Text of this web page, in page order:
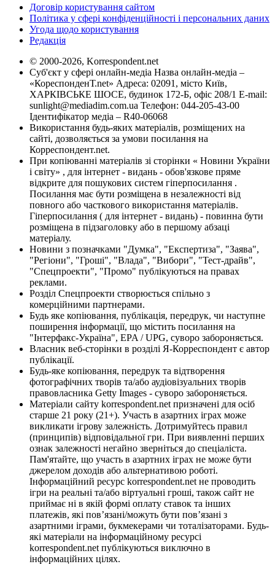
Договір користування сайтом
Політика у сфері конфіденційності і персональних даних
Угода щодо користування
Редакція
© 2000-2026, Korrespondent.net
Суб'єкт у сфері онлайн-медіа Назва онлайн-медіа –
«КореспонденТ.net» Адреса: 02091, місто Київ,
ХАРКІВСЬКЕ ШОСЕ, будинок 172-Б, офіс 208/1 E-mail:
sunlight@mediadim.com.ua Телефон: 044-205-43-00
Ідентифікатор медіа – R40-06068
Використання будь-яких матеріалів, розміщених на
сайті, дозволяється за умови посилання на
Корреспондент.net.
При копіюванні матеріалів зі сторінки « Новини України
і світу» , для інтернет - видань - обов'язкове пряме
відкрите для пошукових систем гіперпосилання .
Посилання має бути розміщена в незалежності від
повного або часткового використання матеріалів.
Гіперпосилання ( для інтернет - видань) - повинна бути
розміщена в підзаголовку або в першому абзаці
матеріалу.
Новини з позначками "Думка", "Експертиза", "Заява",
"Регіони", "Гроші", "Влада", "Вибори", "Тест-драйв",
"Спецпроекти", "Промо" публікуються на правах
реклами.
Розділ Спецпроекти створюється спільно з
комерційними партнерами.
Будь яке копіювання, публікація, передрук, чи наступне
поширення інформації, що містить посилання на
"Інтерфакс-Україна", EPA / UPG, суворо забороняється.
Власник веб-сторінки в розділі Я-Корреспондент є автор
публікації.
Будь-яке копіювання, передрук та відтворення
фотографічних творів та/або аудіовізуальних творів
правовласника Getty Images - суворо забороняється.
Матеріали сайту korrespondent.net призначені для осіб
старше 21 року (21+). Участь в азартних іграх може
викликати ігрову залежність. Дотримуйтесь правил
(принципів) відповідальної гри. При виявленні перших
ознак залежності негайно зверніться до спеціаліста.
Пам'ятайте, що участь в азартних іграх не може бути
джерелом доходів або альтернативою роботі.
Інформаційний ресурс korrespondent.net не проводить
ігри на реальні та/або віртуальні гроші, також сайт не
приймає ні в якій формі оплату ставок та інших
платежів, які пов’язані/можуть бути пов’язані з
азартними іграми, букмекерами чи тоталізаторами. Будь-
які матеріали на інформаційному ресурсі
korrespondent.net публікуються виключно в
інформаційних цілях.